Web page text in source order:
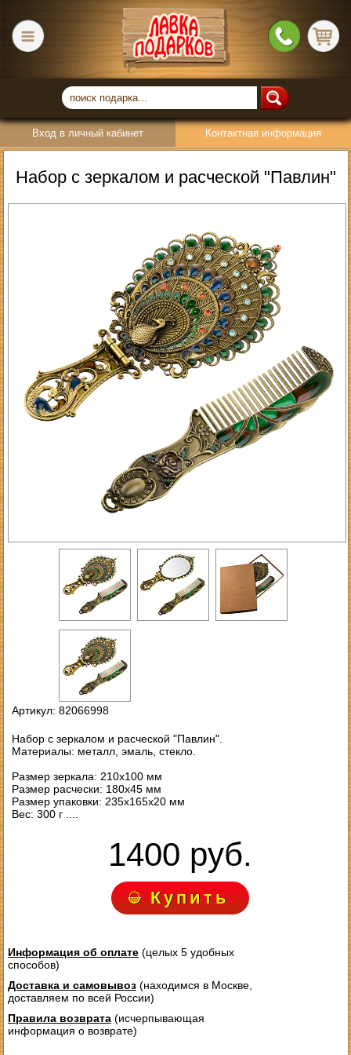
Вход в личный кабинет Контактная информация
Набор с зеркалом и расческой "Павлин"
Артикул: 82066998
Набор с зеркалом и расческой "Павлин".
Материалы: металл, эмаль, стекло.
Размер зеркала: 210х100 мм
Размер расчески: 180х45 мм
Размер упаковки: 235х165х20 мм
Вес: 300 г ....
1400 руб.
Купить
Информация об оплате(целых 5 удобных
способов)
Доставка и самовывоз(находимся в Москве,
доставляем по всей России)
Правила возврата(исчерпывающая
информация о возврате)